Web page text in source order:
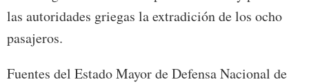
las autoridades griegas la extradición de los ocho
pasajeros.
Fuentes del Estado Mayor de Defensa Nacional de